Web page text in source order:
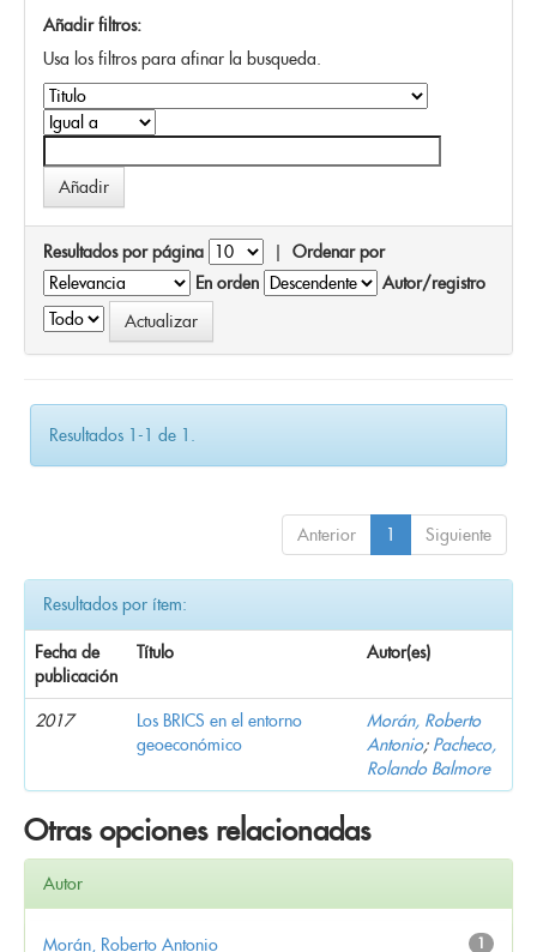
Añadir filtros:
Usa los filtros para afinar la busqueda.
Resultados por página | Ordenar por
En orden
Autor/registro
Resultados 1-1 de 1.
Anterior 1 Siguiente
Resultados por ítem:
Fecha de
publicación
Título Autor(es)
2017
Los BRICS en el entorno
geoeconómico
Morán, Roberto
Antonio; Pacheco,
Rolando Balmore
Otras opciones relacionadas
Autor
1
Morán, Roberto Antonio